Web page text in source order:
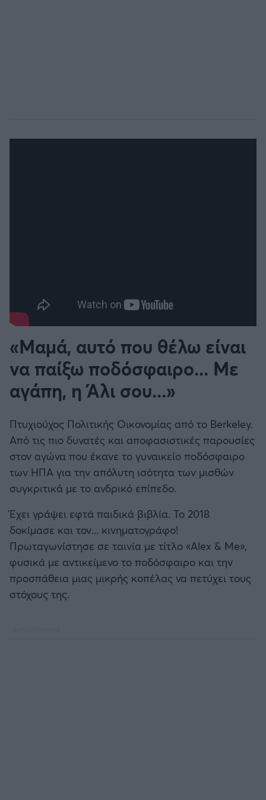
«Μαμά, αυτό που θέλω είναι
να παίξω ποδόσφαιρο... Με
αγάπη, η Άλι σου...»
Πτυχιούχος Πολιτικής Οικονομίας από το Berkeley.
Από τις πιο δυνατές και αποφασιστικές παρουσίες
στον αγώνα που έκανε το γυναικείο ποδόσφαιρο
των ΗΠΑ για την απόλυτη ισότητα των μισθών
συγκριτικά με το ανδρικό επίπεδο.
Έχει γράψει εφτά παιδικά βιβλία. Το 2018
δοκίμασε και τον... κινηματογράφο!
Πρωταγωνίστησε σε ταινία με τίτλο «Alex & Me»,
φυσικά με αντικείμενο το ποδόσφαιρο και την
προσπάθεια μιας μικρής κοπέλας να πετύχει τους
στόχους της.